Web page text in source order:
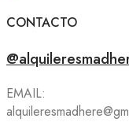
CONTACTO
EMAIL: